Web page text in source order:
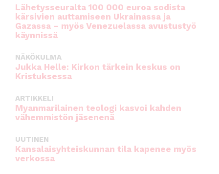
Lähetysseuralta 100 000 euroa sodista
kärsivien auttamiseen Ukrainassa ja
Gazassa – myös Venezuelassa avustustyö
käynnissä
NÄKÖKULMA
Jukka Helle: Kirkon tärkein keskus on
Kristuksessa
ARTIKKELI
Myanmarilainen teologi kasvoi kahden
vähemmistön jäsenenä
UUTINEN
Kansalaisyhteiskunnan tila kapenee myös
verkossa